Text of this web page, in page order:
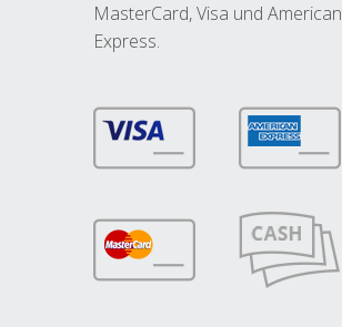
MasterCard, Visa und American
Express.